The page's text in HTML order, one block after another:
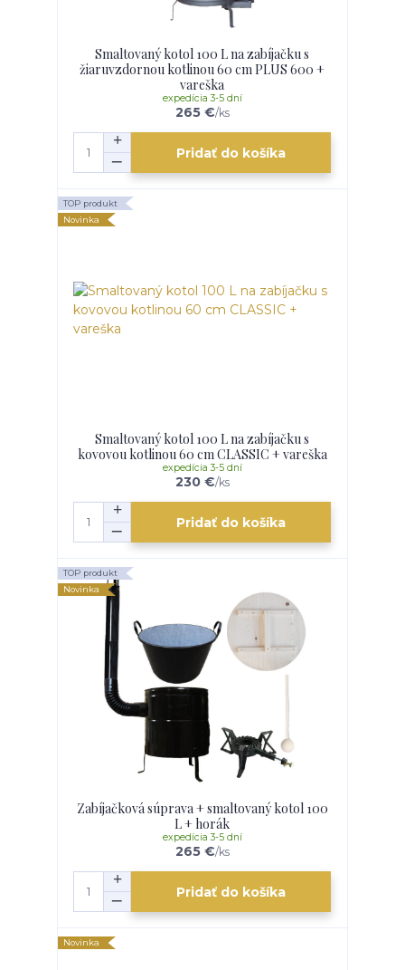
Smaltovaný kotol 100 L na zabíjačku s
žiaruvzdornou kotlinou 60 cm PLUS 600 +
vareška
265 €/ks
expedícia 3-5 dní
Pridať do košíka
TOP produkt
Novinka
Smaltovaný kotol 100 L na zabíjačku s
kovovou kotlinou 60 cm CLASSIC + vareška
230 €/ks
expedícia 3-5 dní
Pridať do košíka
TOP produkt
Novinka
Zabíjačková súprava + smaltovaný kotol 100
L + horák
265 €/ks
expedícia 3-5 dní
Pridať do košíka
Novinka